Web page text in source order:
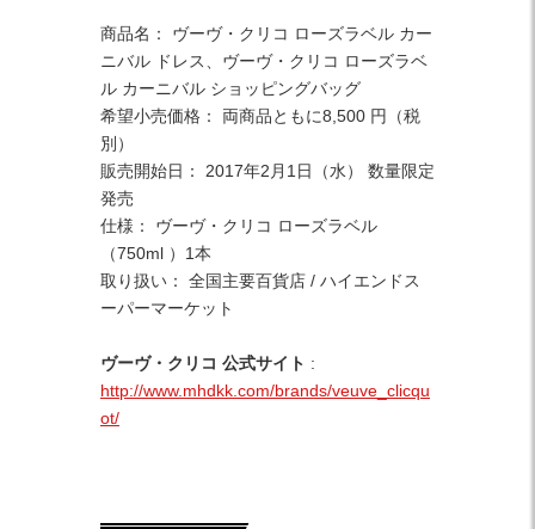
商品名： ヴーヴ・クリコ ローズラベル カー
ニバル ドレス、ヴーヴ・クリコ ローズラベ
ル カーニバル ショッピングバッグ
希望小売価格： 両商品ともに8,500 円（税
別）
販売開始日： 2017年2月1日（水） 数量限定
発売
仕様： ヴーヴ・クリコ ローズラベル
（750ml ）1本
取り扱い： 全国主要百貨店 / ハイエンドス
ーパーマーケット
ヴーヴ・クリコ 公式サイト :
http://www.mhdkk.com/brands/veuve_clicqu
ot/